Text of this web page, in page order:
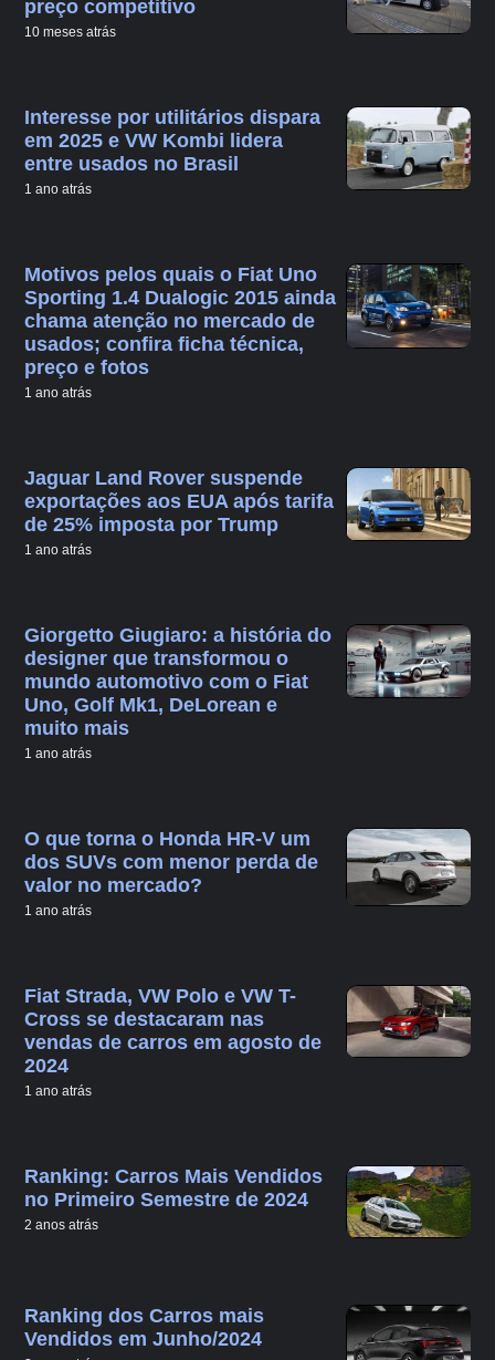
preço competitivo
10 meses atrás
Interesse por utilitários dispara
em 2025 e VW Kombi lidera
entre usados no Brasil
1 ano atrás
Motivos pelos quais o Fiat Uno
Sporting 1.4 Dualogic 2015 ainda
chama atenção no mercado de
usados; confira ficha técnica,
preço e fotos
1 ano atrás
Jaguar Land Rover suspende
exportações aos EUA após tarifa
de 25% imposta por Trump
1 ano atrás
Giorgetto Giugiaro: a história do
designer que transformou o
mundo automotivo com o Fiat
Uno, Golf Mk1, DeLorean e
muito mais
1 ano atrás
O que torna o Honda HR-V um
dos SUVs com menor perda de
valor no mercado?
1 ano atrás
Fiat Strada, VW Polo e VW T-
Cross se destacaram nas
vendas de carros em agosto de
2024
1 ano atrás
Ranking: Carros Mais Vendidos
no Primeiro Semestre de 2024
2 anos atrás
Ranking dos Carros mais
Vendidos em Junho/2024